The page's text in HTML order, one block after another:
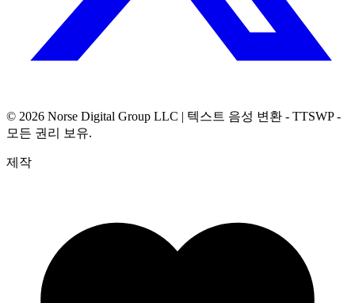
© 2026 Norse Digital Group LLC | 텍스트 음성 변환 - TTSWP -
모든 권리 보유.
제작